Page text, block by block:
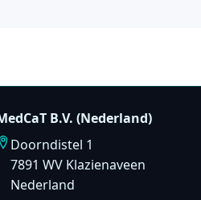
B.V. (Nederland)
Doorndistel 1
7891 WV Klazienaveen
Nederland